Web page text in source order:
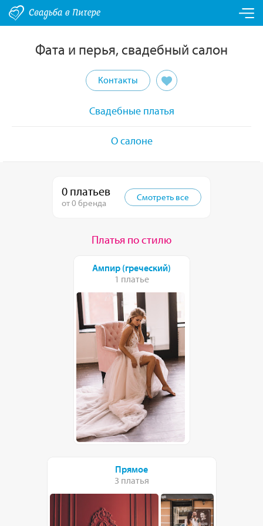
Фата и перья, свадебный салон
Контакты
Свадебные платья
О салоне
0 платьев
от 0 бренда
Смотреть все
Платья по стилю
Ампир (греческий)
1 платье
Прямое
3 платья